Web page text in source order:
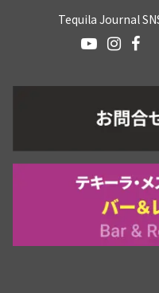
Tequila Journal